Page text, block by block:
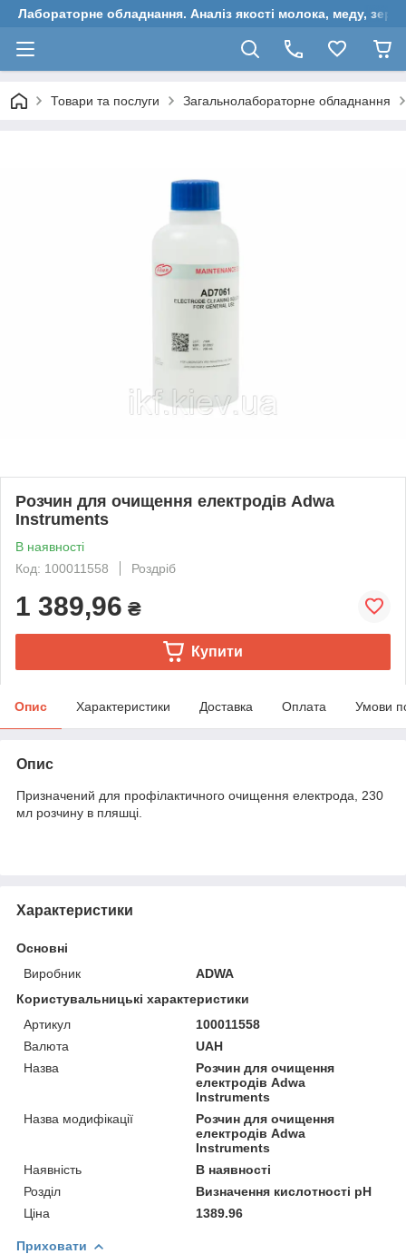
Лабораторне обладнання. Аналіз якості молока, меду, зерна
Товари та послуги Загальнолабораторне обладнання
Розчин для очищення електродів Adwa
Instruments
В наявності
Код: 100011558
Роздріб
1 389,96 ₴
Купити
Опис Характеристики Доставка Оплата Умови
Опис
Призначений для профілактичного очищення електрода, 230
мл розчину в пляшці.
Характеристики
Основні
Виробник
ADWA
Користувальницькі характеристики
Артикул
100011558
Валюта
UAH
Назва
Розчин для очищення
електродів Adwa
Instruments
Назва модифікації
Розчин для очищення
електродів Adwa
Instruments
Наявність
В наявності
Розділ
Визначення кислотності pH
Ціна
1389.96
Приховати